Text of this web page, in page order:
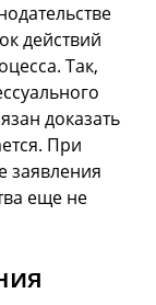
действий
Так,
доказать
При
заявления
еще не